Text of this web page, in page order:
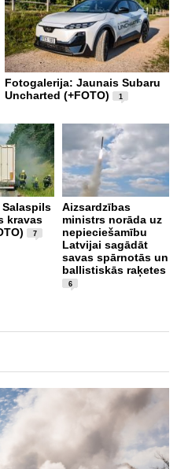
Fotogalerija: Jaunais Subaru
Uncharted (+FOTO)
1
Salaspils
kravas
7
Aizsardzības
ministrs norāda uz
nepieciešamību
Latvijai sagādāt
savas spārnotās un
ballistiskās raķetes
6